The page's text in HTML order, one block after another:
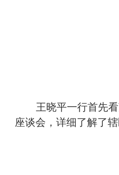
王晓平一行首先
座谈会，详细了解了